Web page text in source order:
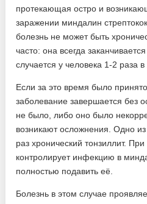
протекающая остро и
заражении миндалин
болезнь не может быть
часто: она всегда
случается у человека 1-2 раза в
Если за это время было
заболевание завершается без
не было, либо оно было
возникают осложнения. Одно
раз хронический тонзиллит.
контролирует инфекцию в
полностью подавить её.
Болезнь в этом случае